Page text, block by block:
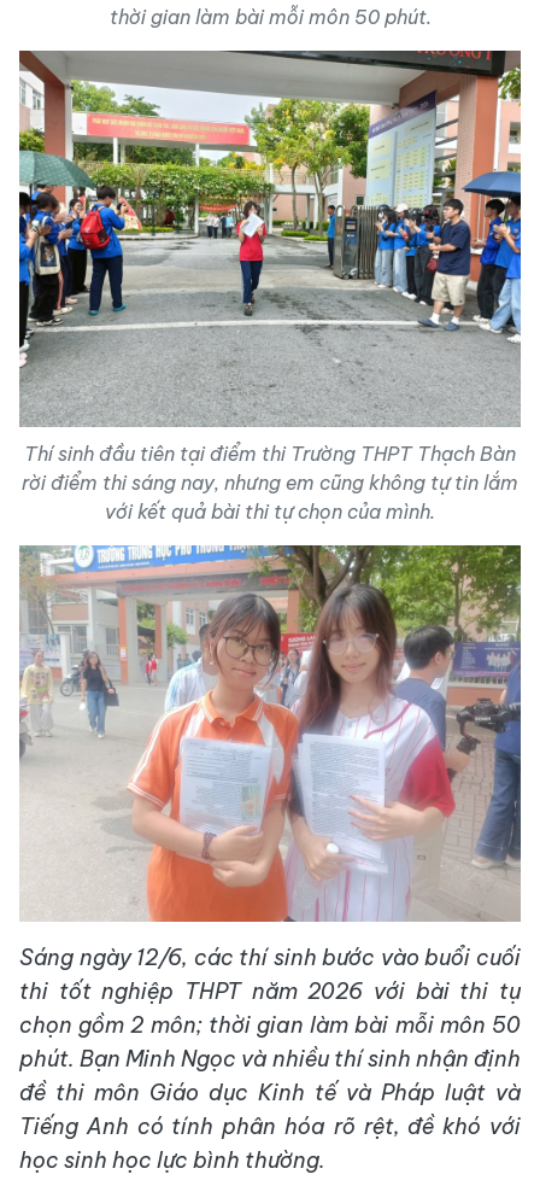
thời gian làm bài mỗi môn 50 phút.
Thí sinh đầu tiên tại điểm thi Trường THPT Thạch Bàn
rời điểm thi sáng nay, nhưng em cũng không tự tin lắm
với kết quả bài thi tự chọn của mình.
Sáng ngày 12/6, các thí sinh bước vào buổi cuối
thi tốt nghiệp THPT năm 2026 với bài thi tự
chọn gồm 2 môn; thời gian làm bài mỗi môn 50
phút. Bạn Minh Ngọc và nhiều thí sinh nhận định
đề thi môn Giáo dục Kinh tế và Pháp luật và
Tiếng Anh có tính phân hóa rõ rệt, đề khó với
học sinh học lực bình thường.